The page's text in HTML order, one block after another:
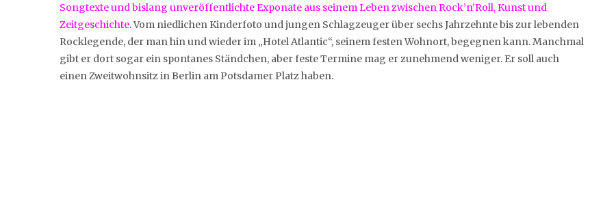
Songtexte und bislang unveröffentlichte Exponate aus seinem Leben zwischen Rock’n’Roll, Kunst und
Zeitgeschichte. Vom niedlichen Kinderfoto und jungen Schlagzeuger über sechs Jahrzehnte bis zur lebenden
Rocklegende, der man hin und wieder im „Hotel Atlantic“, seinem festen Wohnort, begegnen kann. Manchmal
gibt er dort sogar ein spontanes Ständchen, aber feste Termine mag er zunehmend weniger. Er soll auch
einen Zweitwohnsitz in Berlin am Potsdamer Platz haben.